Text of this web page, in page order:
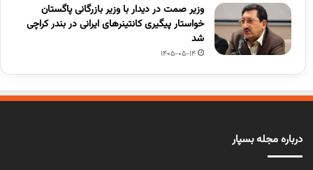
وزیر صمت در دیدار با وزیر بازرگانی پاگستان
خواستار پیگیری کانتینرهای ایرانی در بندر کراچی
شد
1405-05-14
درباره مجله بسپار